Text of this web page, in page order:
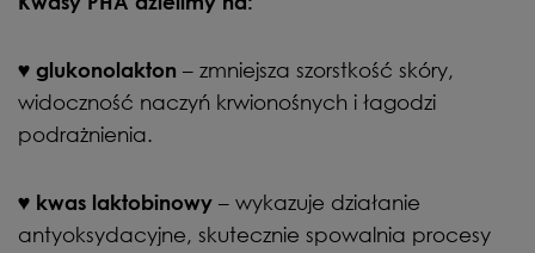
♥ glukonolakton – zmniejsza szorstkość skóry,
widoczność naczyń krwionośnych i łagodzi
podrażnienia.
♥ kwas laktobinowy – wykazuje działanie
antyoksydacyjne, skutecznie spowalnia procesy